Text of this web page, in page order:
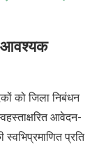
आवश्यक
को जिला निबंधन
आवेदन-
प्रति